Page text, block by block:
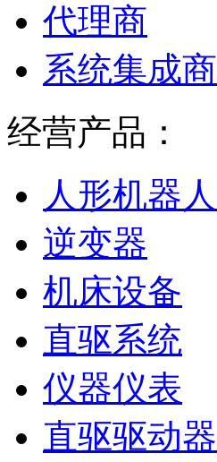
代理商
系统集成商
经营产品：
人形机器人
逆变器
机床设备
直驱系统
仪器仪表
直驱驱动器